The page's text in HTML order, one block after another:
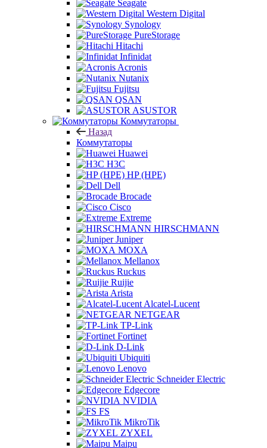
Seagate
Western Digital
Synology
PureStorage
Hitachi
Infinidat
Acronis
Nutanix
Fujitsu
QSAN
ASUSTOR
Коммутаторы
Назад
Коммутаторы
Huawei
H3C
HP (HPE)
Dell
Brocade
Cisco
Extreme
HIRSCHMANN
Juniper
MOXA
Mellanox
Ruckus
Ruijie
Arista
Alcatel-Lucent
NETGEAR
TP-Link
Fortinet
D-Link
Ubiquiti
Lenovo
Schneider Electric
Edgecore
NVIDIA
FS
MikroTik
ZYXEL
Maipu